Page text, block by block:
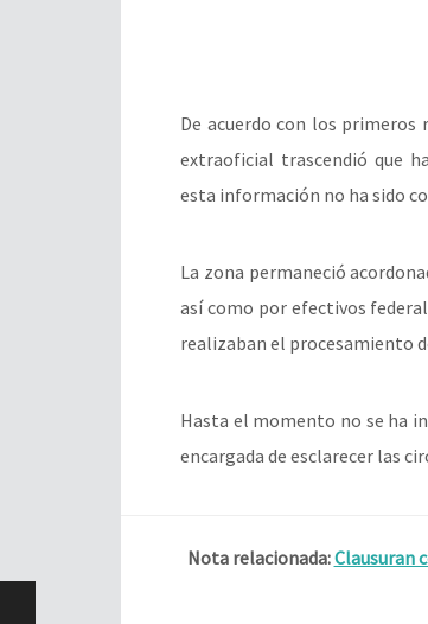
De acuerdo con los
extraoficial trascendió que
esta información no ha sido
La zona permaneció
así como por efectivos
realizaban el procesamiento
Hasta el momento no se ha
encargada de esclarecer las
Nota relacionada:Clausuran